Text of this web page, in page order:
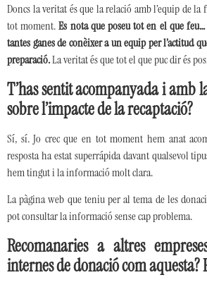
Doncs la veritat és que la relació amb l’equip de
tot moment.Es nota que poseu tot en el que
tantes ganes de conèixer a un equip per l’actitud
preparació.La veritat és que tot el que puc dir és
T’has sentit acompanyada i amb
sobre l’impacte de la recaptació?
Sí, sí. Jo crec que en tot moment hem anat
resposta ha estat superrápida davant qualsevol
hem tingut i la informació molt clara.
La pàgina web que teniu per al tema de les
pot consultar la informació sense cap problema.
Recomanaries a altres
internes de donació com aquesta?